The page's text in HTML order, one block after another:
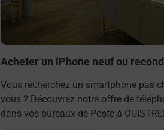
Acheter un iPhone neuf ou
Vous recherchez un smartphone pas
vous ? Découvrez notre offre de
dans vos bureaux de Poste à